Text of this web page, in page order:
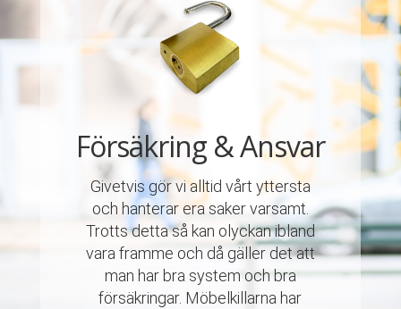
Försäkring & Ansvar
Givetvis gör vi alltid vårt yttersta
och hanterar era saker varsamt.
Trotts detta så kan olyckan ibland
vara framme och då gäller det att
man har bra system och bra
försäkringar. Möbelkillarna har